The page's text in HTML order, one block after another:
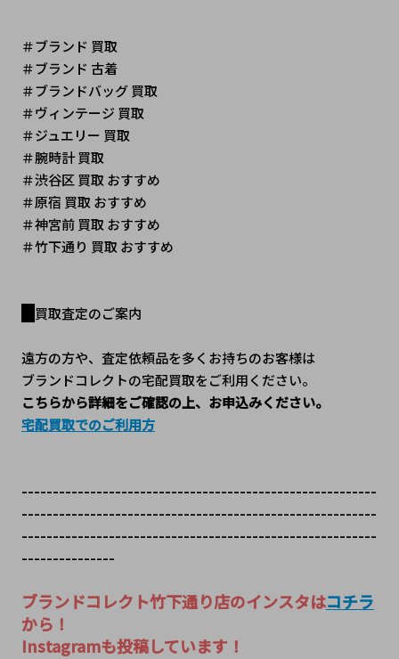
＃ブランド 買取
＃ブランド 古着
＃ブランドバッグ 買取
＃ヴィンテージ 買取
＃ジュエリー 買取
＃腕時計 買取
＃渋谷区 買取 おすすめ
＃原宿 買取 おすすめ
＃神宮前 買取 おすすめ
＃竹下通り 買取 おすすめ
買取査定のご案内
遠方の方や、査定依頼品を多くお持ちのお客様は
ブランドコレクトの宅配買取をご利用ください。
こちらから詳細をご確認の上、お申込みください。
宅配買取でのご利用方
---------------------------------------------------------
---------------------------------------------------------
---------------------------------------------------------
---------------
ブランドコレクト竹下通り店のインスタはコチラ
から！
Instagramも投稿しています！